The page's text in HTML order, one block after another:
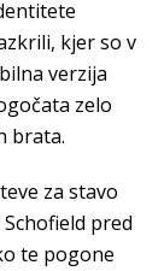
kjer so v
verzija
zelo
brata.
za stavo
pred
te pogone